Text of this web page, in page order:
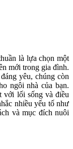
là lựa chọn một
mới trong gia đình.
yêu, chúng còn
ngôi nhà của bạn.
với lối sống và điều
nhiều yếu tố như
và mục đích nuôi